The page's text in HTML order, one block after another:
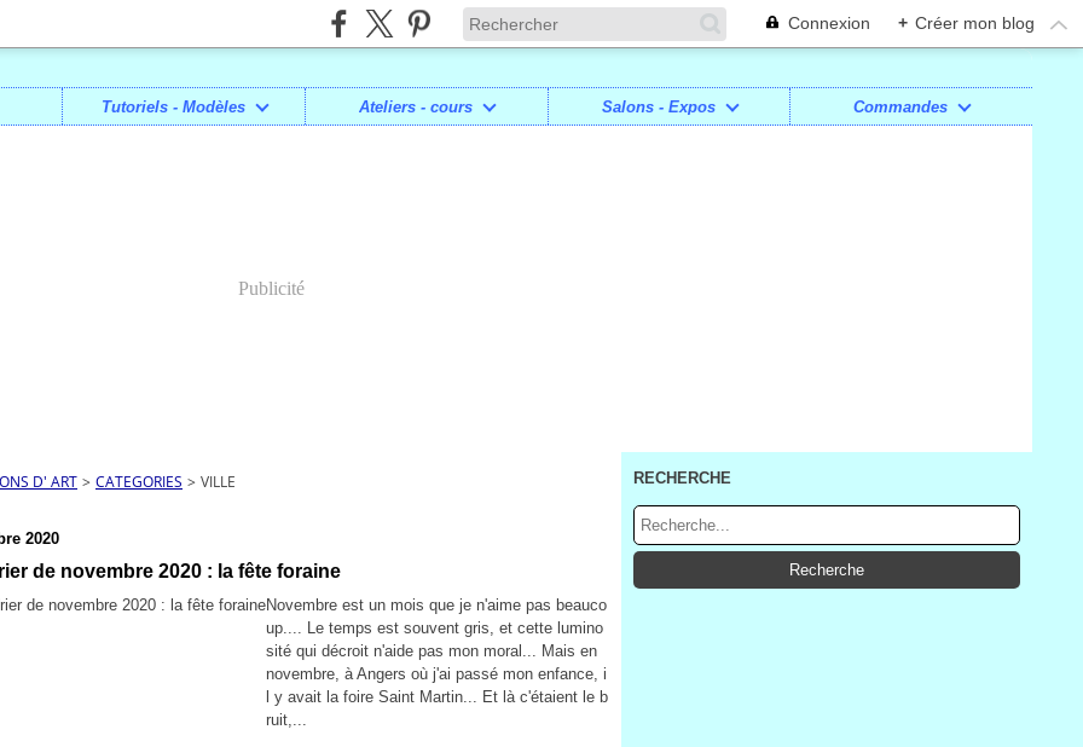
Connexion + Créer mon blog
Tutoriels - Modèles Ateliers - cours Salons - Expos Commandes
Publicité
D' ART > CATEGORIES > VILLE
2020
de novembre 2020 : la fête foraine
Novembre est un mois que je n'aime pas beauco
up.... Le temps est souvent gris, et cette lumino
sité qui décroit n'aide pas mon moral... Mais en
novembre, à Angers où j'ai passé mon enfance, i
l y avait la foire Saint Martin... Et là c'étaient le b
ruit,...
RECHERCHE